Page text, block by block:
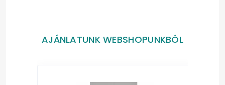
AJÁNLATUNK WEBSHOPUNKBÓL